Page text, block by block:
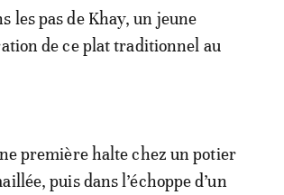
les pas de Khay, un jeune
de ce plat traditionnel au
première halte chez un potier
puis dans l’échoppe d’un